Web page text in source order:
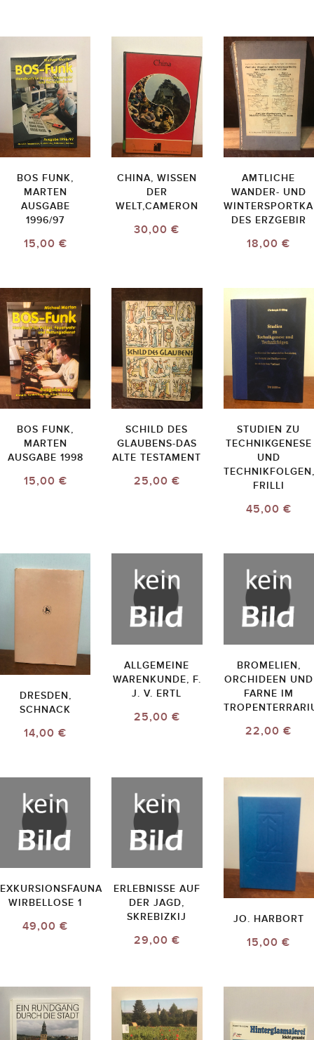
BOS FUNK,
MARTEN
AUSGABE
1996/97
15,00 €
CHINA, WISSEN
DER
WELT,CAMERON
30,00 €
AMTLICHE
WANDER- UND
DES ERZGEBIR
18,00 €
BOS FUNK,
MARTEN
AUSGABE 1998
15,00 €
SCHILD DES
GLAUBENS-DAS
ALTE TESTAMENT
25,00 €
STUDIEN ZU
TECHNIKGENESE
UND
TECHNIKFOLGEN,
FRILLI
45,00 €
DRESDEN,
SCHNACK
14,00 €
ALLGEMEINE
WARENKUNDE, F.
J. V. ERTL
25,00 €
BROMELIEN,
ORCHIDEEN UND
FARNE IM
22,00 €
EXKURSIONSFAUNA
WIRBELLOSE 1
49,00 €
ERLEBNISSE AUF
DER JAGD,
SKREBIZKIJ
29,00 €
JO. HARBORT
15,00 €